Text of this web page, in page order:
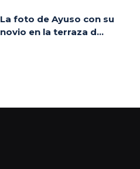
La foto de Ayuso con su
novio en la terraza d...